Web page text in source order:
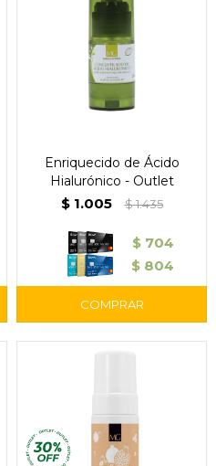
Enriquecido de Ácido
Hialurónico - Outlet
$ 1.005 $1.435
$ 704
$ 804